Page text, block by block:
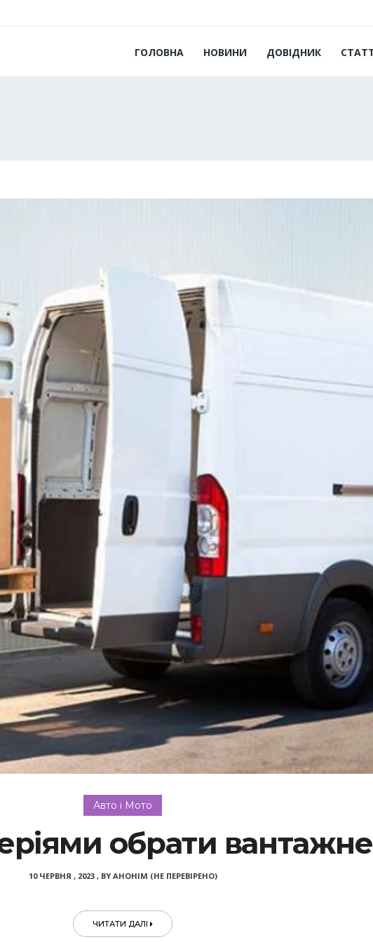
ГОЛОВНА НОВИНИ ДОВІДНИК
Авто і Мото
обрати вантажне
10 ЧЕРВНЯ , 2023, BY АНОНІМ (НЕ ПЕРЕВІРЕНО)
ЧИТАТИ ДАЛІ